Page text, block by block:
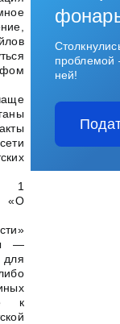
1
«О
—
к
ней!